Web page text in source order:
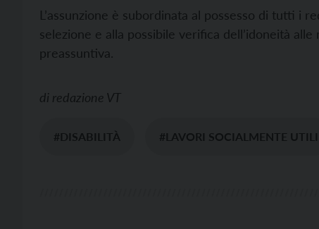
L’assunzione è subordinata al possesso di tutti i
selezione e alla possibile verifica dell’idoneità
preassuntiva.
di redazione VT
#DISABILITÀ #LAVORI SOCIALMENTE UTILI